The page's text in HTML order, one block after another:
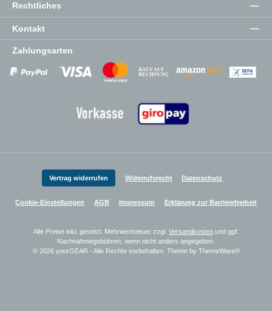
Rechtliches
Kontakt
Zahlungsarten
Zahlungsanbieter Zahlungsanbieter
Zahlungsanbieter
Vertrag widerrufen Widerrufsrecht Datenschutz
Cookie-Einstellungen AGB Impressum Erklärung zur Barrierefreiheit
Alle Preise inkl. gesetzl. Mehrwertsteuer zzgl. Versandkosten und ggf.
Nachnahmegebühren, wenn nicht anders angegeben.
© 2026 yourGEAR - Alle Rechte vorbehalten. Theme by ThemeWare®